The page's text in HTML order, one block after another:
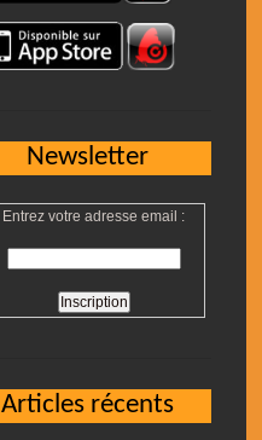
Newsletter
Entrez votre adresse email :
Articles récents